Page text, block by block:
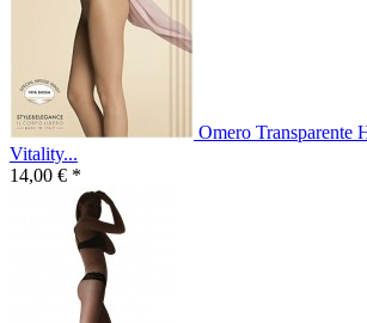
Omero Transparente
Vitality...
14,00 € *